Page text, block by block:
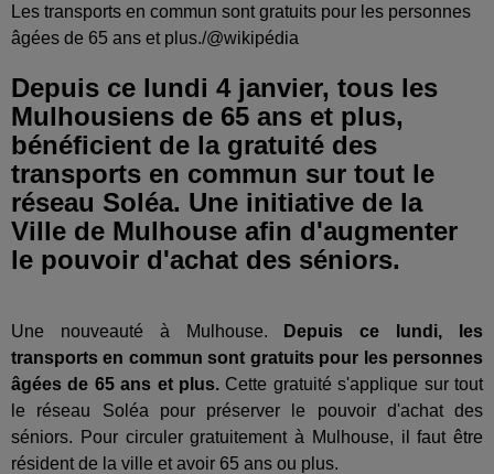
Les transports en commun sont gratuits pour les personnes
âgées de 65 ans et plus./@wikipédia
Depuis ce lundi 4 janvier, tous les
Mulhousiens de 65 ans et plus,
bénéficient de la gratuité des
transports en commun sur tout le
réseau Soléa. Une initiative de la
Ville de Mulhouse afin d'augmenter
le pouvoir d'achat des séniors.
Une nouveauté à Mulhouse.
Depuis ce lundi, les
transports en commun sont gratuits pour les personnes
âgées de 65 ans et plus. Cette gratuité s'applique sur tout
le réseau Soléa pour préserver le pouvoir d'achat des
séniors. Pour circuler gratuitement à Mulhouse, il faut être
résident de la ville et avoir 65 ans ou plus.